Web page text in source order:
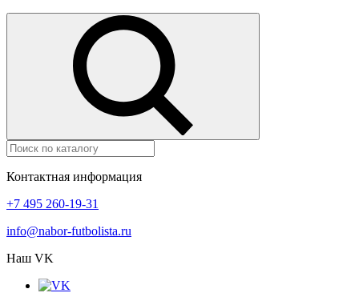
Контактная информация
+7 495 260-19-31
info@nabor-futbolista.ru
Наш VK